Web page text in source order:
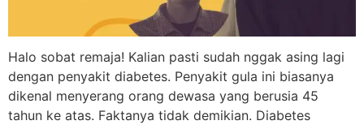
Halo sobat remaja! Kalian pasti sudah nggak asing lagi
dengan penyakit diabetes. Penyakit gula ini biasanya
dikenal menyerang orang dewasa yang berusia 45
tahun ke atas. Faktanya tidak demikian. Diabetes